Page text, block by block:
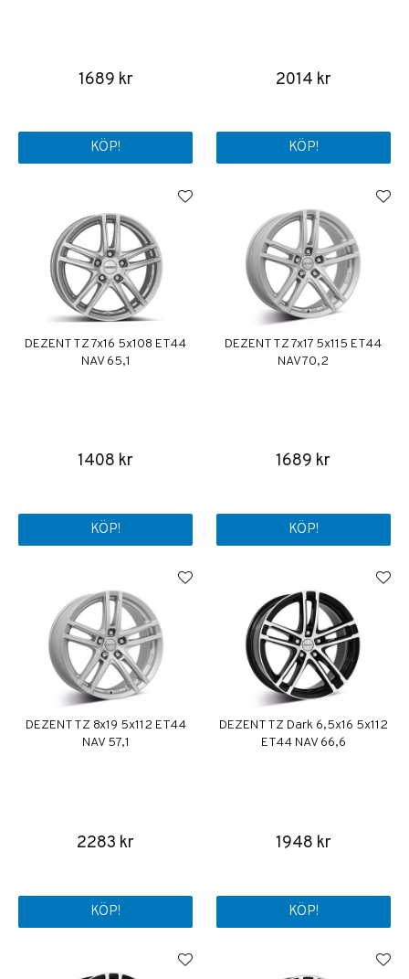
1689 kr
KÖP!
2014 kr
KÖP!
DEZENT TZ 7x16 5x108 ET44
NAV 65,1
1408 kr
KÖP!
DEZENT TZ 7x17 5x115 ET44
NAV 70,2
1689 kr
KÖP!
DEZENT TZ 8x19 5x112 ET44
NAV 57,1
2283 kr
KÖP!
DEZENT TZ Dark 6,5x16 5x112
ET44 NAV 66,6
1948 kr
KÖP!